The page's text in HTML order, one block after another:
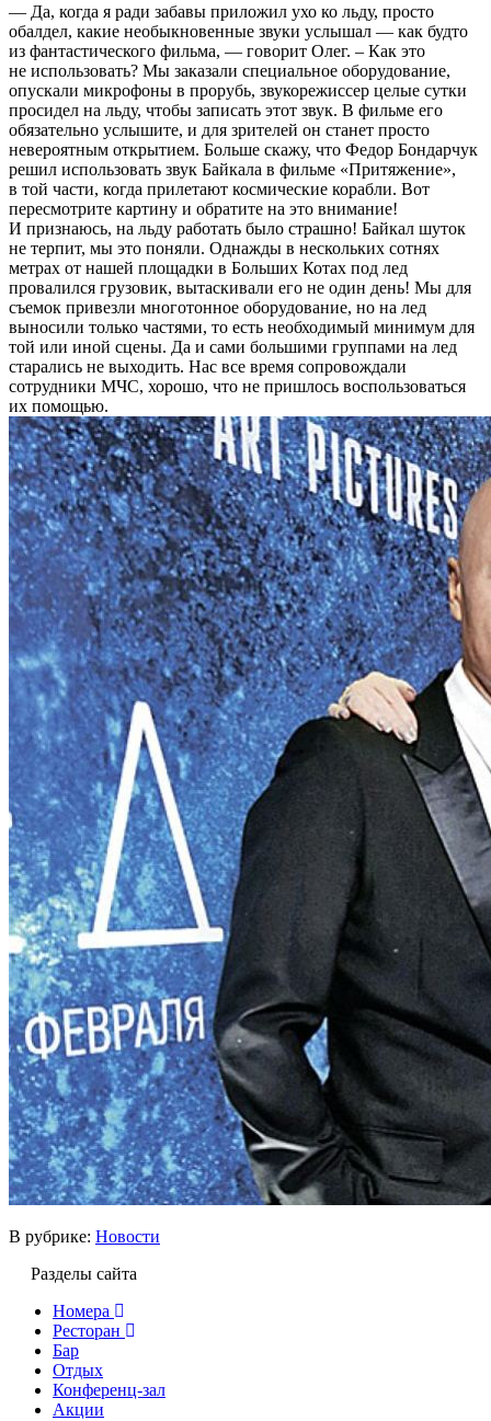
— Да, когда я ради забавы приложил ухо ко льду, просто
обалдел, какие необыкновенные звуки услышал — как будто
из фантастического фильма, — говорит Олег. – Как это
не использовать? Мы заказали специальное оборудование,
опускали микрофоны в прорубь, звукорежиссер целые сутки
просидел на льду, чтобы записать этот звук. В фильме его
обязательно услышите, и для зрителей он станет просто
невероятным открытием. Больше скажу, что Федор Бондарчук
решил использовать звук Байкала в фильме «Притяжение»,
в той части, когда прилетают космические корабли. Вот
пересмотрите картину и обратите на это внимание!
И признаюсь, на льду работать было страшно! Байкал шуток
не терпит, мы это поняли. Однажды в нескольких сотнях
метрах от нашей площадки в Больших Котах под лед
провалился грузовик, вытаскивали его не один день! Мы для
съемок привезли многотонное оборудование, но на лед
выносили только частями, то есть необходимый минимум для
той или иной сцены. Да и сами большими группами на лед
старались не выходить. Нас все время сопровождали
сотрудники МЧС, хорошо, что не пришлось воспользоваться
их помощью.
В рубрике: Новости
Разделы сайта
Номера
Ресторан
Бар
Отдых
Конференц-зал
Акции